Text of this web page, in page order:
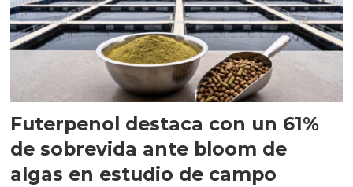
Futerpenol destaca con un 61%
de sobrevida ante bloom de
algas en estudio de campo